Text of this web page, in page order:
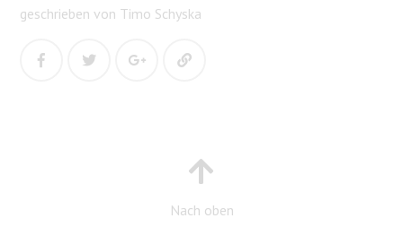
geschrieben von Timo Schyska
Nach oben